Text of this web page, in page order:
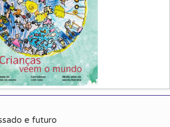
e futuro